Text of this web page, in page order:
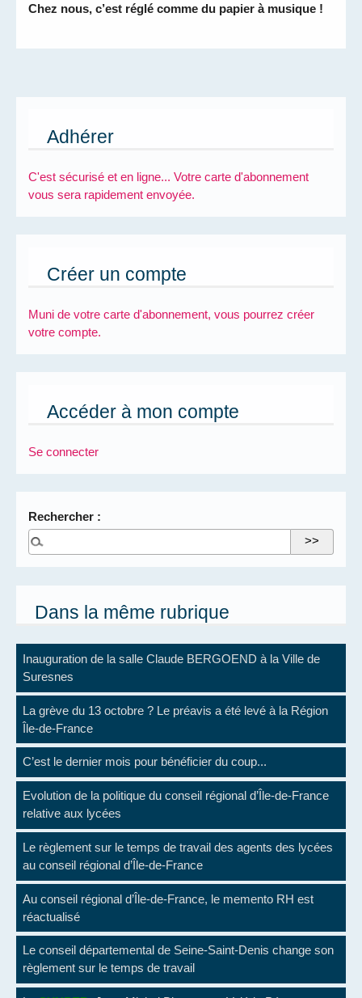
Chez nous, c’est réglé comme du papier à musique !
Adhérer
C'est sécurisé et en ligne... Votre carte d'abonnement
vous sera rapidement envoyée.
Créer un compte
Muni de votre carte d'abonnement, vous pourrez créer
votre compte.
Accéder à mon compte
Se connecter
Rechercher :
Dans la même rubrique
Inauguration de la salle Claude BERGOEND à la Ville de
Suresnes
La grève du 13 octobre ? Le préavis a été levé à la Région
Île-de-France
C’est le dernier mois pour bénéficier du coup...
Evolution de la politique du conseil régional d’Île-de-France
relative aux lycées
Le règlement sur le temps de travail des agents des lycées
au conseil régional d’Île-de-France
Au conseil régional d’Île-de-France, le memento RH est
réactualisé
Le conseil départemental de Seine-Saint-Denis change son
règlement sur le temps de travail